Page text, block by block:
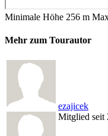
Minimale Höhe 256 m
Mehr zum Tourautor
ezajicek
Mitglied seit